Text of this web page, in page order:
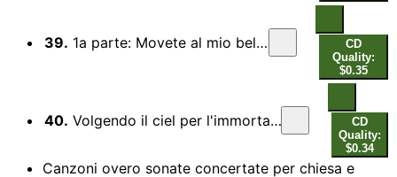
39. 1a parte: Movete al mio bel suon le piante snelle
CD
Quality:
$0.35
40. Volgendo il ciel per l'immortal sentiero… Movete al mio bel suon, 2a parte: Ballo
CD
Quality:
$0.34
Canzoni overo sonate concertate per chiesa e